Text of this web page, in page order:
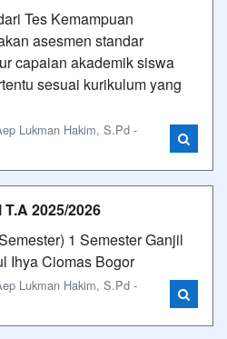
Tes Kemampuan
asesmen standar
capaian akademik siswa
sesuai kurikulum yang
Lukman Hakim, S.Pd -
2025/2026
1 Semester Ganjil
Ihya Ciomas Bogor
Lukman Hakim, S.Pd -